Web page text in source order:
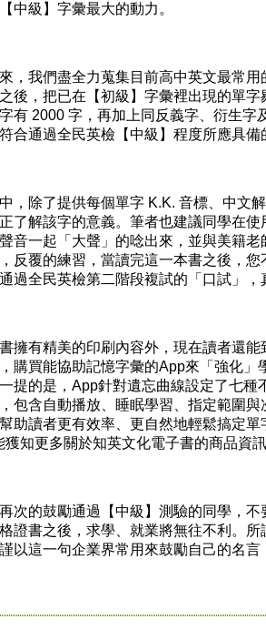
中級】字彙最大的動力。
我們盡全力蒐集目前高中英文最常用
後，把已在【初級】字彙裡出現的單
有 2000 字，再加上同反義字、衍生
合通過全民英檢【中級】程度所應具備
除了提供每個單字 K.K. 音標、中文解
了解該字的意義。筆者也建議同學在
音一起「大聲」的唸出來，並與美籍
反覆的練習，當讀完這一本書之後，
過全民英檢第二階段複試的「口試」，
有精美的印刷內容外，現在讀者還能
購買能協助記憶字彙的App來「強化
提的是，App針對遺忘曲線設定了七
包含自動播放、睡眠學習、指定範圍
助讀者更有效率、更自然地輕鬆搞定
知更多關於知英文化電子書的商品資訊
的鼓勵通過【中級】測驗的同學，不
證書之後，求學、就業將無往不利。
以這一句企業界常用來鼓勵自己的名言